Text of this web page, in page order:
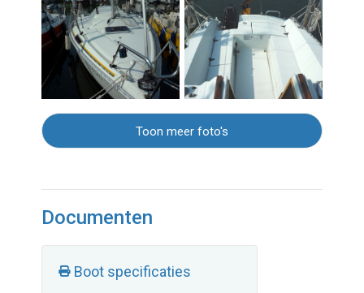
Toon meer foto's
Documenten
Boot specificaties